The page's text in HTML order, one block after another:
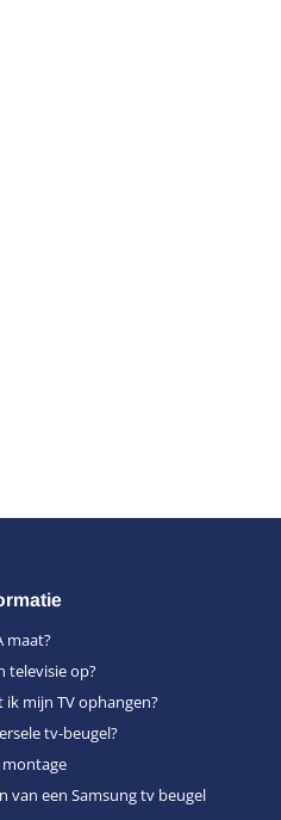
maat?
televisie op?
mijn TV ophangen?
tv-beugel?
montage
van een Samsung tv beugel